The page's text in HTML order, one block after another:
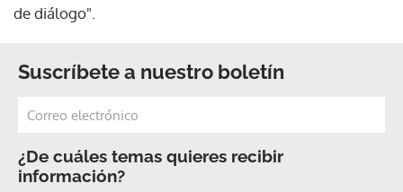
de diálogo".
Suscríbete a nuestro boletín
¿De cuáles temas quieres recibir
información?